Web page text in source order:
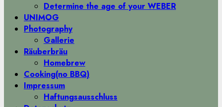
Determine the age of your WEBER
UNIMOG
Photography
Gallerie
Räuberbräu
Homebrew
Cooking(no BBQ)
Impressum
Haftungsausschluss